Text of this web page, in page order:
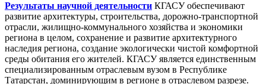
Результаты научной деятельности КГАСУ обеспечивают
развитие архитектуры, строительства, дорожно-транспортной
отрасли, жилищно-коммунального хозяйства и экономики
региона в целом, сохранение и развитие архитектурного
наследия региона, создание экологически чистой комфортной
среды обитания его жителей. КГАСУ является единственным
специализированным отраслевым вузом в Республике
Татарстан, доминирующим в регионе в отраслевом разрезе.